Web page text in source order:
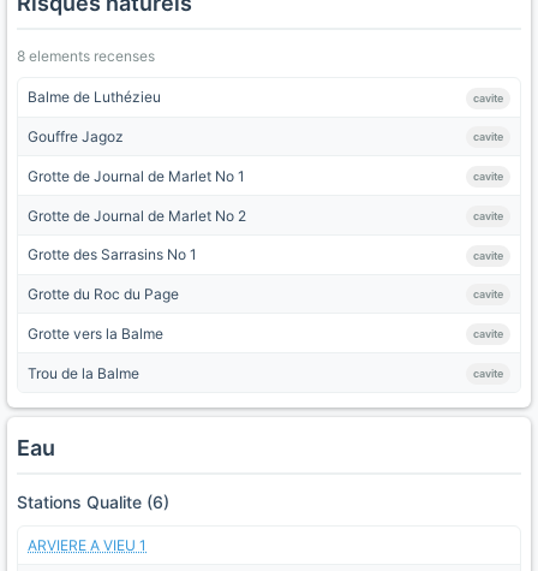
8 elements recenses
Balme de Luthézieu cavite
Gouffre Jagoz cavite
Grotte de Journal de Marlet No 1 cavite
Grotte de Journal de Marlet No 2 cavite
Grotte des Sarrasins No 1 cavite
Grotte du Roc du Page cavite
Grotte vers la Balme cavite
Trou de la Balme cavite
Eau
Stations Qualite (6)
ARVIERE A VIEU 1